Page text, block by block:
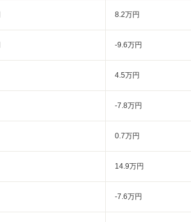
8.2万円
-9.6万円
4.5万円
-7.8万円
0.7万円
14.9万円
-7.6万円